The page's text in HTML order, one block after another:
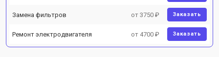
Замена фильтров от 3750 ₽ Заказать
Ремонт электродвигателя от 4700 ₽ Заказать